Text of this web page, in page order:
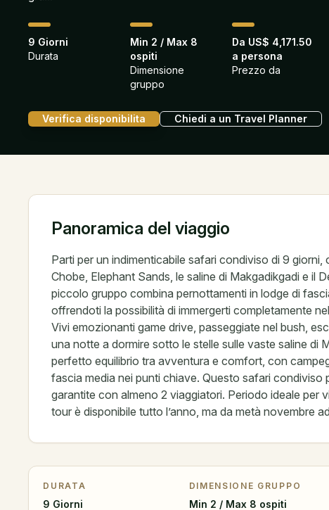
9 Giorni
Durata
Min 2 / Max 8
ospiti
Dimensione
gruppo
Da US$ 4,171.50
a persona
Prezzo da
Verifica disponibilita Chiedi a un Travel Planner
Panoramica del viaggio
Parti per un indimenticabile safari condiviso di 9
Chobe, Elephant Sands, le saline di Makgadikgadi e il
piccolo gruppo combina pernottamenti in lodge di
offrendoti la possibilità di immergerti completamente
Vivi emozionanti game drive, passeggiate nel bush,
una notte a dormire sotto le stelle sulle vaste saline di
perfetto equilibrio tra avventura e comfort, con
fascia media nei punti chiave. Questo safari
garantite con almeno 2 viaggiatori. Periodo ideale per
tour è disponibile tutto l’anno, ma da metà novembre
DURATA
9 Giorni
DIMENSIONE GRUPPO
Min 2 / Max 8 ospiti